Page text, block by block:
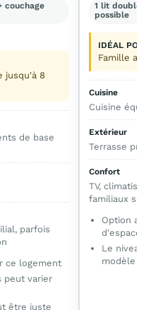
couchage
jusqu'à 8
de base
parfois
ce logement
peut varier
être juste
1 lit double
possible
IDÉAL POUR
Famille
Cuisine
Cuisine
Extérieur
Terrasse
Confort
TV,
familiaux
Option
d'espace
Le niveau
modèle à